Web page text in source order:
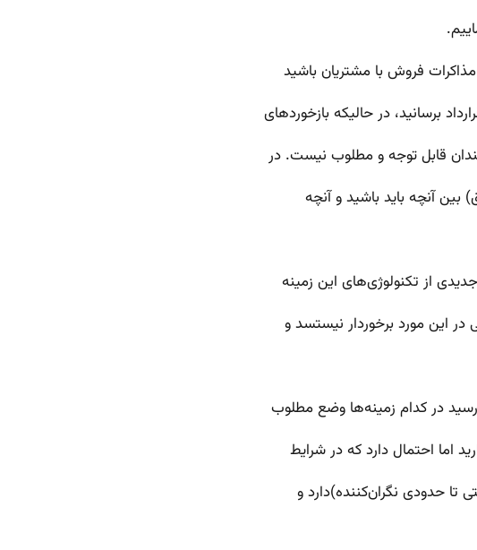
فروش با مشتریان باشید
برسانید، در حالیکه بازخوردهای
قابل توجه و مطلوب نیست. در
آنچه باید باشید و آنچه
از تکنولوژی‌های این زمینه
این مورد برخوردار نیستسد و
در کدام زمینه‌ها وضع مطلوب
اما احتمال دارد که در شرایط
تا حدودی نگران‌کننده)دارد و